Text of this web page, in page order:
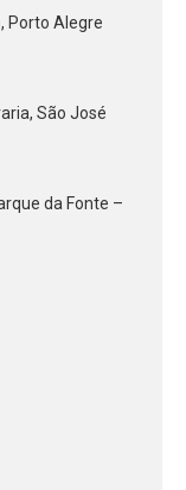
Porto Alegre
São José
da Fonte –